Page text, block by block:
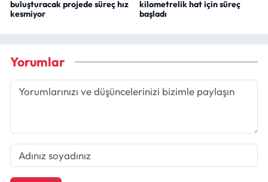
buluşturacak projede süreç hız
kesmiyor
kilometrelik hat için süreç
başladı
Yorumlar